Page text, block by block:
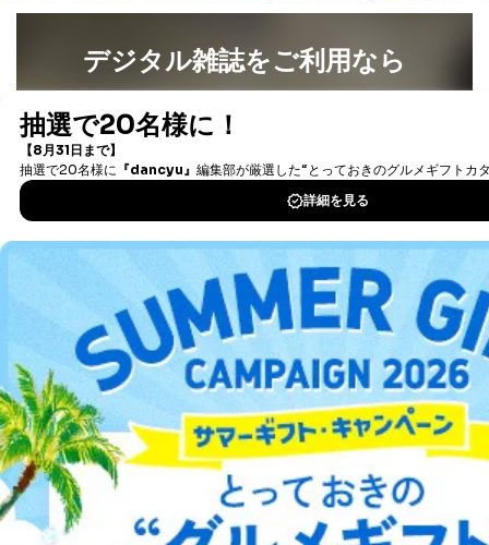
法令に基づく場合
人の生命､身体または財産の保護のために必要がある
場合であって、本人の同意を得ることが困難であると
き。
公衆衛生の向上または児童の健全な育成の推進のため
に特に必要がある場合であって、本人の同意を得るこ
とが困難である場合。
国の機関もしくは地方公共団体またはその委託を受け
た者が法令の定める事務を遂行することに対して協力
する必要がある場合であって、本人の同意を得ること
上記２．の利用目的を実施するために守秘義務を結ん
だ企業に、業務の一部として個人情報の取扱いを委
託・提供する場合、その業務に必要な範囲で委託・提
供先企業に個人情報を開示することがあります。
委託・提供先企業は具体的には以下のような企業です
が、これらに限りません。
委託先：カスタマーサポート支援会社 、クレジッ
トカード決済などの決済代行・料金回収会社、広
告配信サービス会社
提供先：出版社、出版物発売元、卸売会社、販売
店など商品の供給者、梱包会社、配送会社、新聞
販売店などの梱包・配送・配達会社
デジタル雑誌をご利用なら
書籍）が無料で読み放題！
DOWNLOAD FOR IOS
DOWNLOAD FOR ANDROID
ご利用方法はこちら
総合案内
アフィリエイト 採用情報
プレスリリース お問い合わせ